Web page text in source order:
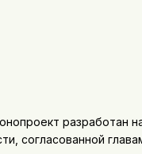
разработан
согласованной